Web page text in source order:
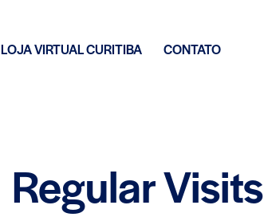
LOJA VIRTUAL CURITIBA CONTATO
Regular Visits